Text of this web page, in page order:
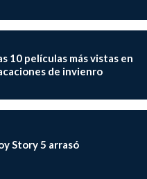
10 películas más vistas en
de invienro
Story 5 arrasó